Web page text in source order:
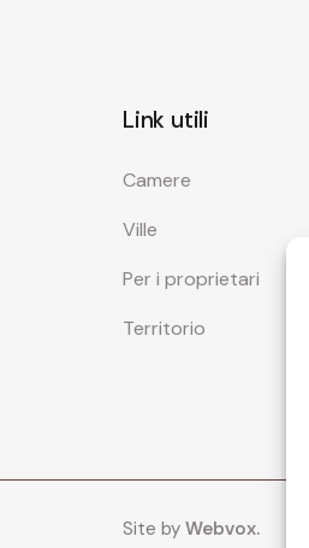
Link utili
Camere
Ville
Per i proprietari
Territorio
Site by Webvox.